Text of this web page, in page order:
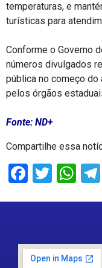
temperaturas, e
turísticas para
Conforme o Governo
números divulgados
pública no começo
pelos órgãos
Fonte: ND+
Compartilhe essa